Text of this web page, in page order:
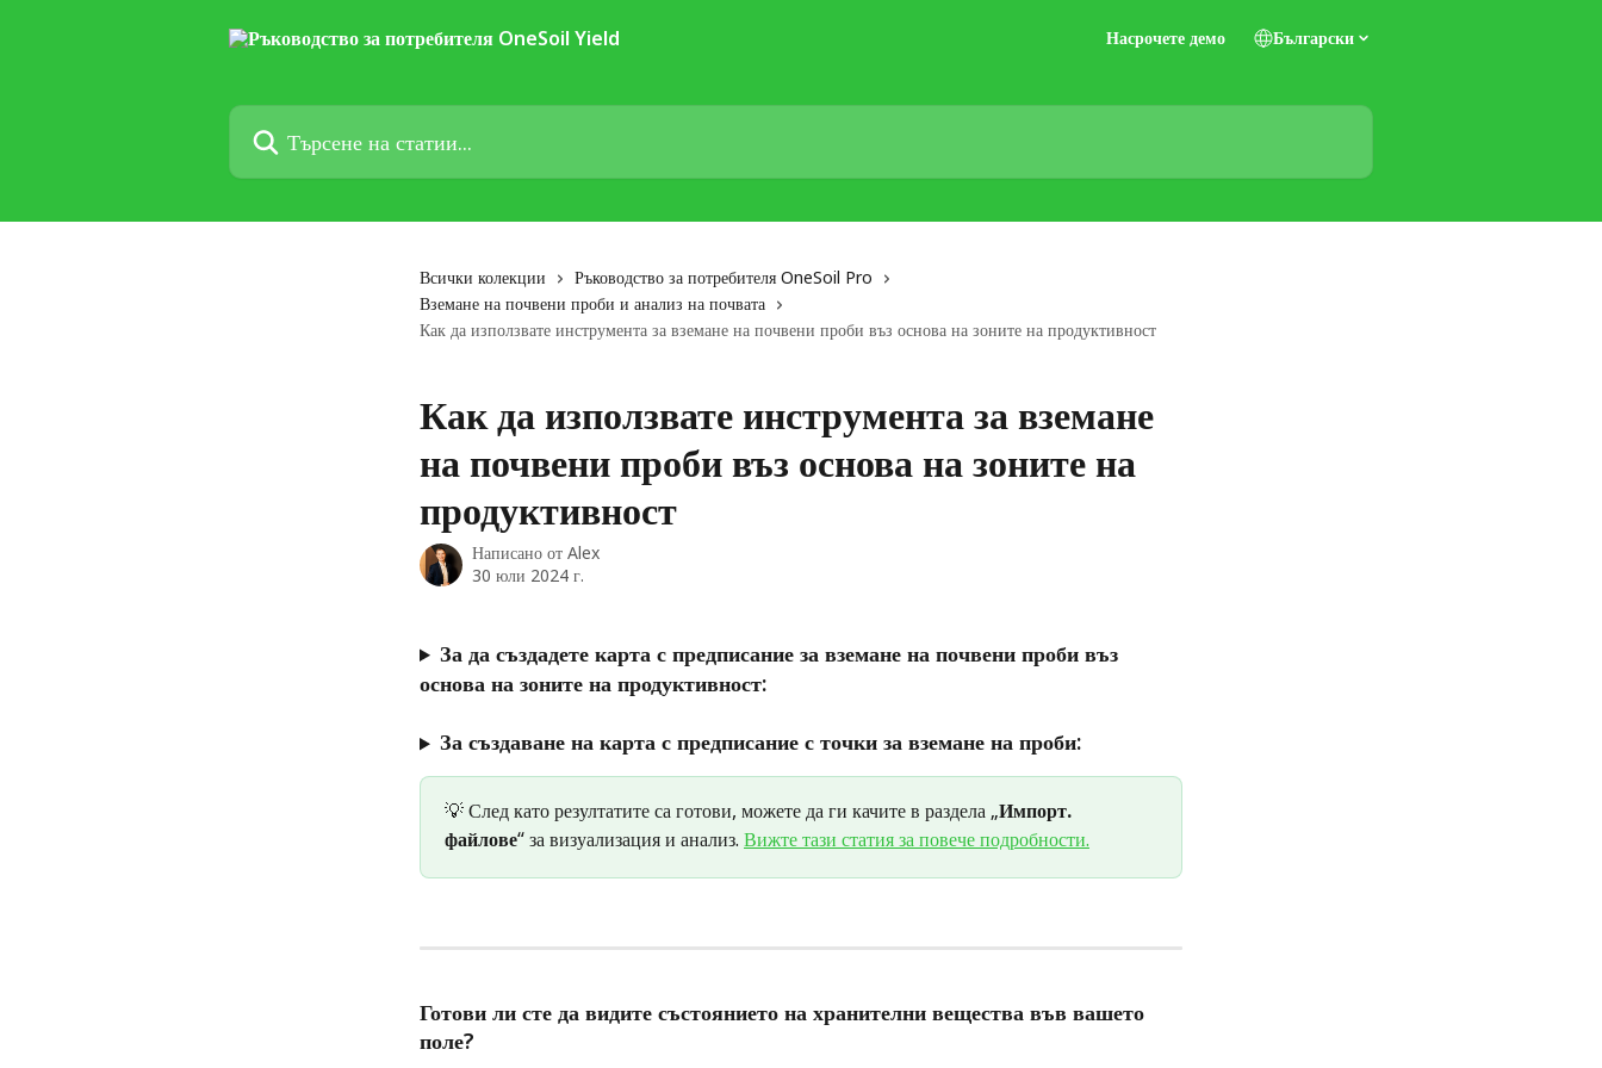
Насрочете демо Български
Търсене на статии...
Всички колекции
Ръководство за потребителя OneSoil Pro
Вземане на почвени проби и анализ на почвата
Как да използвате инструмента за вземане на почвени проби въз основа на зоните на продуктивност
Как да използвате инструмента за вземане
на почвени проби въз основа на зоните на
продуктивност
Написано от Alex
30 юли 2024 г.
За да създадете карта с предписание за вземане на почвени проби въз
основа на зоните на продуктивност:
За създаване на карта с предписание с точки за вземане на проби:
💡 След като резултатите са готови, можете да ги качите в раздела „Импорт.
файлове“ за визуализация и анализ. Вижте тази статия за повече подробности.
Готови ли сте да видите състоянието на хранителни вещества във вашето
поле?